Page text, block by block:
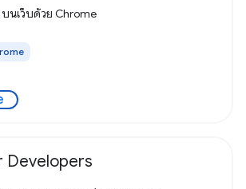
นเว็บด้วย Chrome
Developers